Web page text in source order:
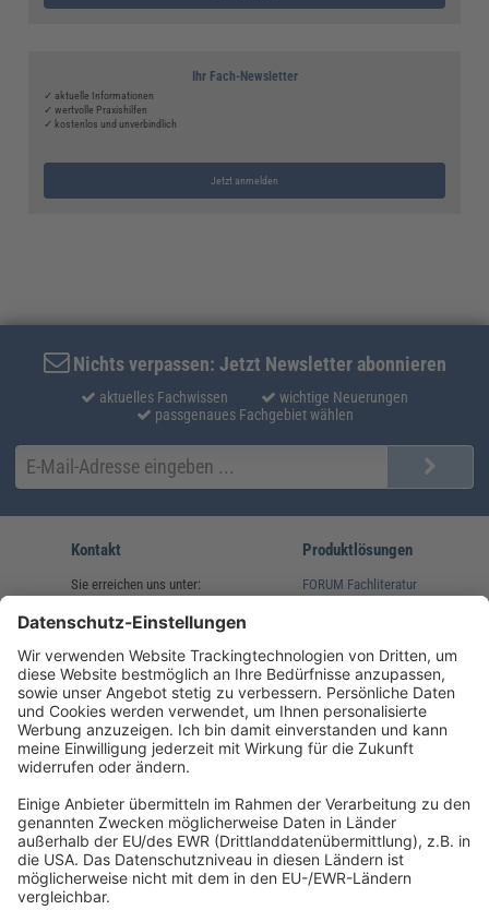
Ihr Fach-Newsletter
✓ aktuelle Informationen
✓ wertvolle Praxishilfen
✓ kostenlos und unverbindlich
Jetzt anmelden
Nichts verpassen: Jetzt Newsletter abonnieren
aktuelles Fachwissen
wichtige Neuerungen
passgenaues Fachgebiet wählen
Kontakt
Sie erreichen uns unter:
(08233) 38 11 23
service@forum-verlag.com
Mo-Do 07:30 - 17:00 Uhr
Fr 07:30 - 15:00 Uhr
Produktlösungen
FORUM Fachliteratur
Folgen Sie uns
Impressum